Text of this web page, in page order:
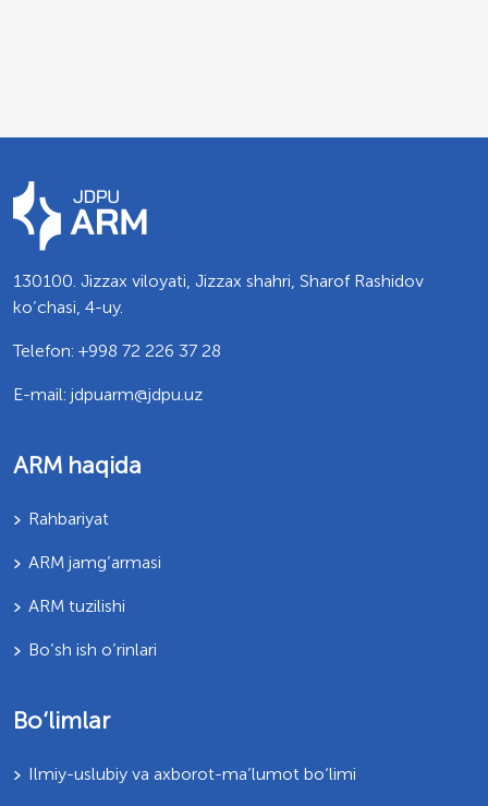
130100. Jizzax viloyati, Jizzax shahri, Sharof Rashidov
ko’chasi, 4-uy.
Telefon: +998 72 226 37 28
E-mail: jdpuarm@jdpu.uz
ARM haqida
Rahbariyat
ARM jamg’armasi
ARM tuzilishi
Bo’sh ish o’rinlari
Bo‘limlar
Ilmiy-uslubiy va axborot-ma’lumot bo‘limi